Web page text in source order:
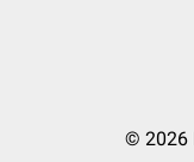
© 2026